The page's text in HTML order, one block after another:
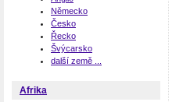
Německo
Česko
Řecko
Švýcarsko
další země ...
Afrika